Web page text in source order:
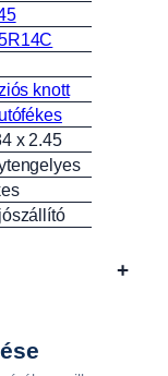
knott
x 2.45
+